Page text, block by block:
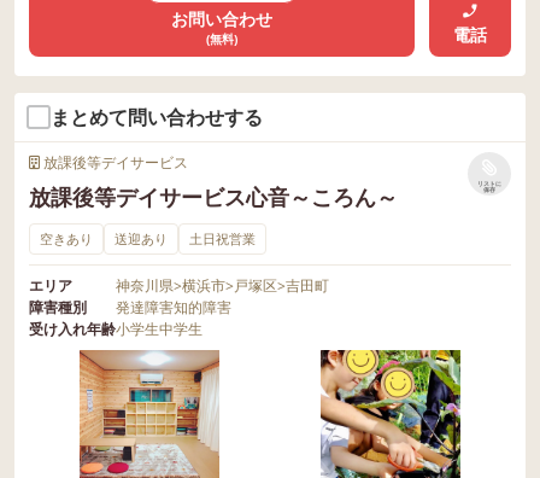
お問い合わせ
(無料) 電話
まとめて問い合わせする
放課後等デイサービス
放課後等デイサービス心音～ころん～
リストに
保存
空きあり 送迎あり 土日祝営業
エリア 神奈川県>横浜市>戸塚区>吉田町
障害種別
発達障害知的障害
受け入れ年齢小学生中学生